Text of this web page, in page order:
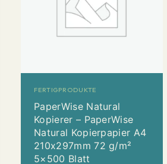
FERTIGPRODUKTE
PaperWise Natural
Kopierer – PaperWise
Natural Kopierpapier A4
210x297mm 72 g/m²
5×500 Blatt